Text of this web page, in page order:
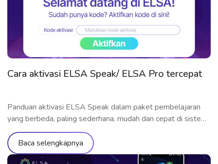
Cara aktivasi ELSA Speak/ ELSA Pro tercepat
Panduan aktivasi ELSA Speak dalam paket pembelajaran
yang berbeda, paling sederhana, mudah dan cepat di sistem
operasi Android dan iOS
Baca selengkapnya